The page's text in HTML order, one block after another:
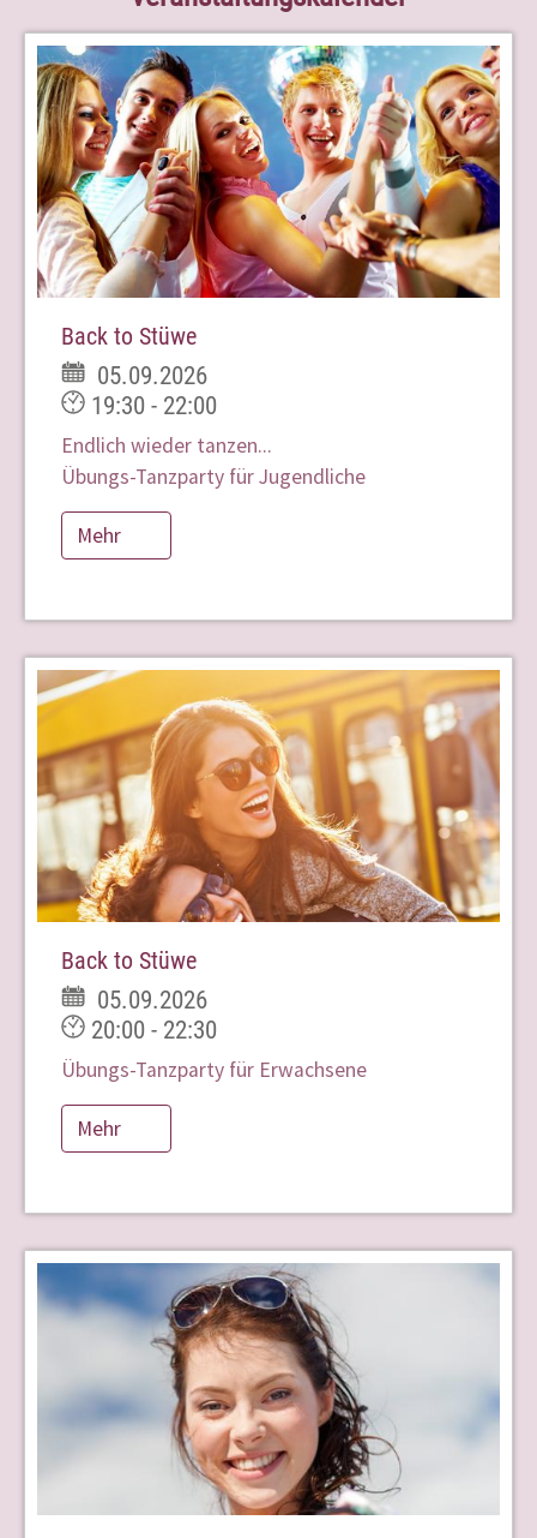
Back to Stüwe
05.09.2026
19:30 - 22:00
Endlich wieder tanzen...
Übungs-Tanzparty für Jugendliche
Mehr
Back to Stüwe
05.09.2026
20:00 - 22:30
Übungs-Tanzparty für Erwachsene
Mehr